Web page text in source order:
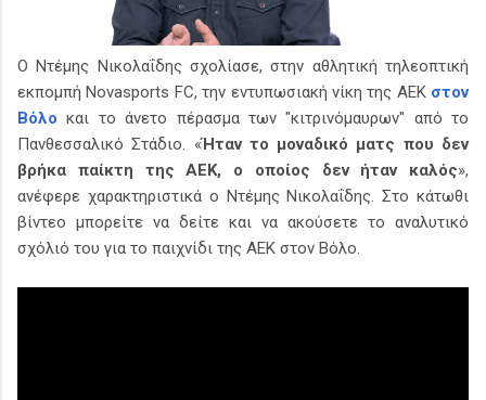
Ο Ντέμης Νικολαΐδης σχολίασε, στην αθλητική τηλεοπτική
εκπομπή Novasports FC, την εντυπωσιακή νίκη της ΑΕΚ στον
Βόλο και το άνετο πέρασμα των "κιτρινόμαυρων" από το
Πανθεσσαλικό Στάδιο. «Ήταν το μοναδικό ματς που δεν
βρήκα παίκτη της ΑΕΚ, ο οποίος δεν ήταν καλός»,
ανέφερε χαρακτηριστικά ο Ντέμης Νικολαΐδης. Στο κάτωθι
βίντεο μπορείτε να δείτε και να ακούσετε το αναλυτικό
σχόλιό του για το παιχνίδι της ΑΕΚ στον Βόλο.